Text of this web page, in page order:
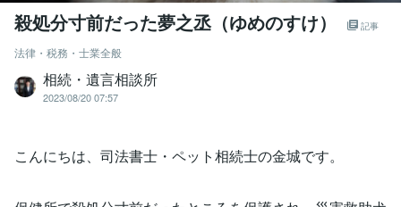
殺処分寸前だった夢之丞（ゆめのすけ） 記事
法律・税務・士業全般
相続・遺言相談所
2023/08/20 07:57
こんにちは、司法書士・ペット相続士の金城です。